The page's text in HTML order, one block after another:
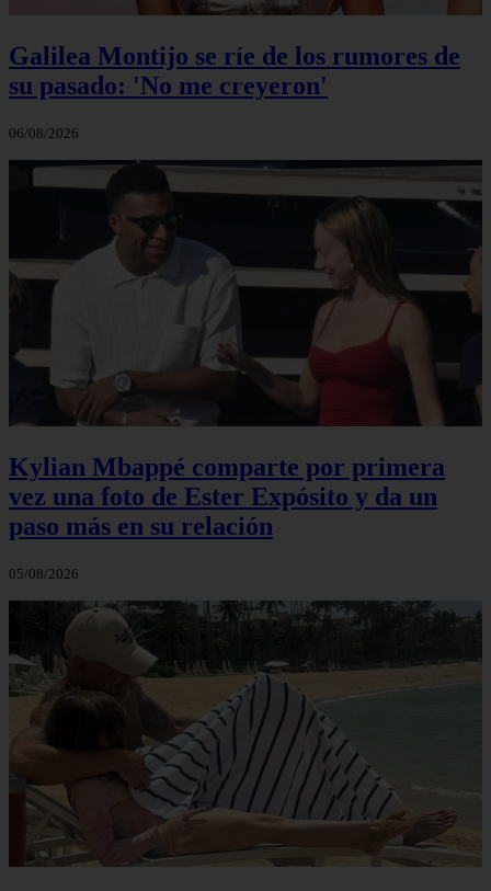
Galilea Montijo se ríe de los rumores de
su pasado: 'No me creyeron'
06/08/2026
Kylian Mbappé comparte por primera
vez una foto de Ester Expósito y da un
paso más en su relación
05/08/2026